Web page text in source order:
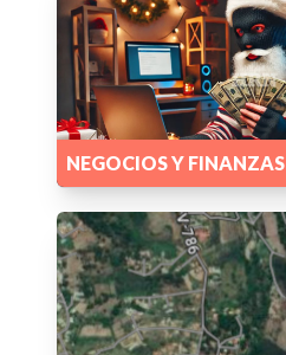
NEGOCIOS Y FINANZAS